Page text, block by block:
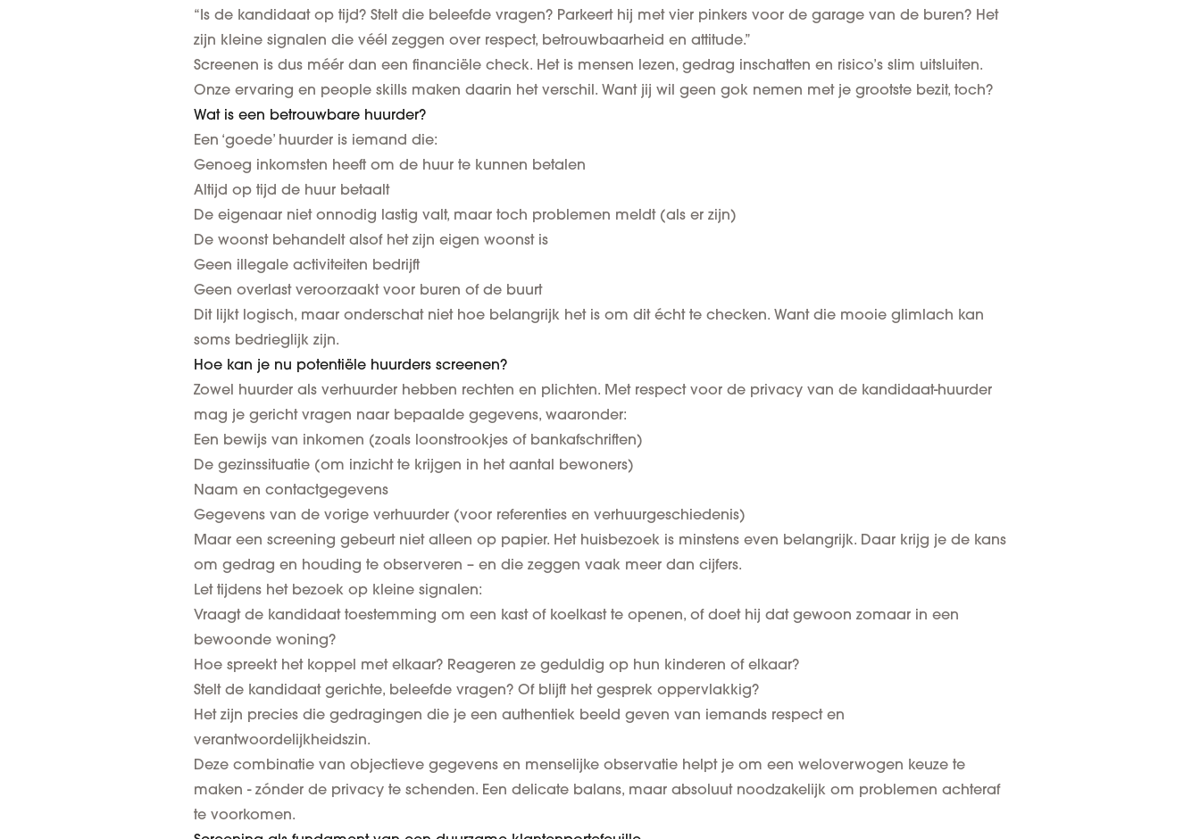
“Is de kandidaat op tijd? Stelt die beleefde vragen? Parkeert hij met vier pinkers voor de garage van de buren? Het
zijn kleine signalen die véél zeggen over respect, betrouwbaarheid en attitude.”
Screenen is dus méér dan een financiële check. Het is mensen lezen, gedrag inschatten en risico’s slim uitsluiten.
Onze ervaring en people skills maken daarin het verschil. Want jij wil geen gok nemen met je grootste bezit, toch?
Wat is een betrouwbare huurder?
Een ‘goede’ huurder is iemand die:
Genoeg inkomsten heeft om de huur te kunnen betalen
Altijd op tijd de huur betaalt
De eigenaar niet onnodig lastig valt, maar toch problemen meldt (als er zijn)
De woonst behandelt alsof het zijn eigen woonst is
Geen illegale activiteiten bedrijft
Geen overlast veroorzaakt voor buren of de buurt
Dit lijkt logisch, maar onderschat niet hoe belangrijk het is om dit écht te checken. Want die mooie glimlach kan
soms bedrieglijk zijn.
Hoe kan je nu potentiële huurders screenen?
Zowel huurder als verhuurder hebben rechten en plichten. Met respect voor de privacy van de kandidaat-huurder
mag je gericht vragen naar bepaalde gegevens, waaronder:
Een bewijs van inkomen (zoals loonstrookjes of bankafschriften)
De gezinssituatie (om inzicht te krijgen in het aantal bewoners)
Naam en contactgegevens
Gegevens van de vorige verhuurder (voor referenties en verhuurgeschiedenis)
Maar een screening gebeurt niet alleen op papier. Het huisbezoek is minstens even belangrijk. Daar krijg je de kans
om gedrag en houding te observeren – en die zeggen vaak meer dan cijfers.
Let tijdens het bezoek op kleine signalen:
Vraagt de kandidaat toestemming om een kast of koelkast te openen, of doet hij dat gewoon zomaar in een
bewoonde woning?
Hoe spreekt het koppel met elkaar? Reageren ze geduldig op hun kinderen of elkaar?
Stelt de kandidaat gerichte, beleefde vragen? Of blijft het gesprek oppervlakkig?
Het zijn precies die gedragingen die je een authentiek beeld geven van iemands respect en
verantwoordelijkheidszin.
Deze combinatie van objectieve gegevens en menselijke observatie helpt je om een weloverwogen keuze te
maken - zónder de privacy te schenden. Een delicate balans, maar absoluut noodzakelijk om problemen achteraf
te voorkomen.